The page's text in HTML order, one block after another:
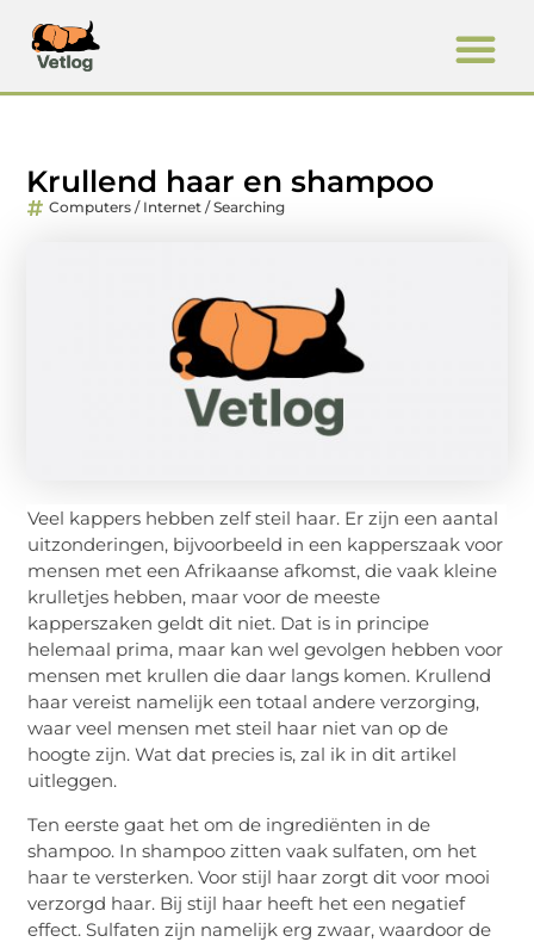
Krullend haar en shampoo
Computers / Internet / Searching
Veel kappers hebben zelf steil haar. Er zijn een aantal
uitzonderingen, bijvoorbeeld in een kapperszaak voor
mensen met een Afrikaanse afkomst, die vaak kleine
krulletjes hebben, maar voor de meeste
kapperszaken geldt dit niet. Dat is in principe
helemaal prima, maar kan wel gevolgen hebben voor
mensen met krullen die daar langs komen. Krullend
haar vereist namelijk een totaal andere verzorging,
waar veel mensen met steil haar niet van op de
hoogte zijn. Wat dat precies is, zal ik in dit artikel
uitleggen.
Ten eerste gaat het om de ingrediënten in de
shampoo. In shampoo zitten vaak sulfaten, om het
haar te versterken. Voor stijl haar zorgt dit voor mooi
verzorgd haar. Bij stijl haar heeft het een negatief
effect. Sulfaten zijn namelijk erg zwaar, waardoor de